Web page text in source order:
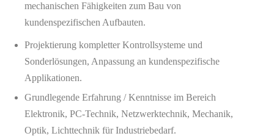
mechanischen Fähigkeiten zum Bau von
kundenspezifischen Aufbauten.
Projektierung kompletter Kontrollsysteme und
Sonderlösungen, Anpassung an kundenspezifische
Applikationen.
Grundlegende Erfahrung / Kenntnisse im Bereich
Elektronik, PC-Technik, Netzwerktechnik, Mechanik,
Optik, Lichttechnik für Industriebedarf.